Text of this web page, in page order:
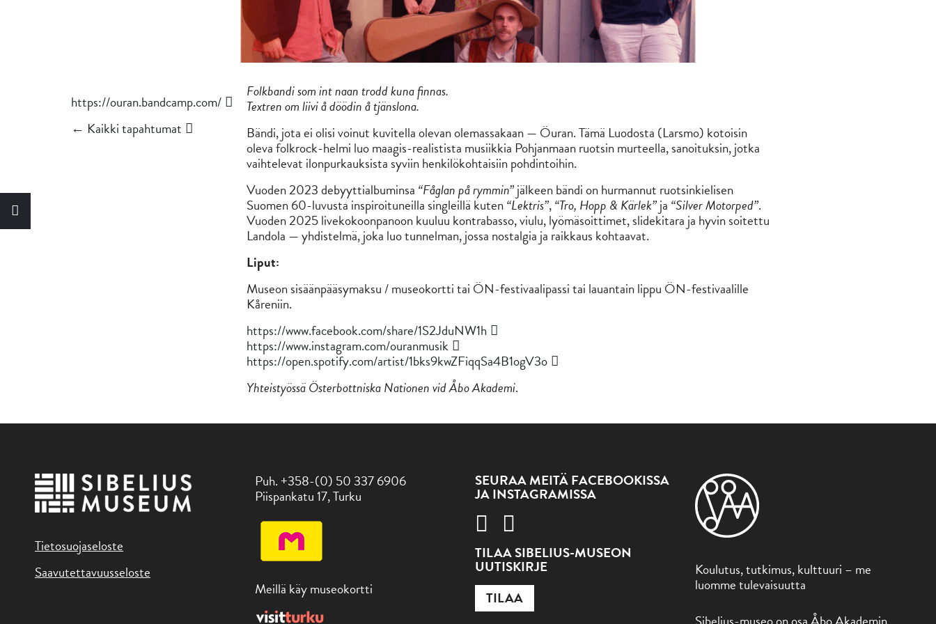
https://ouran.bandcamp.com/
← Kaikki tapahtumat
Folkbandi som int naan trodd kuna finnas.
Textren om liivi å döödin å tjänslona.
Bändi, jota ei olisi voinut kuvitella olevan olemassakaan — Öuran. Tämä Luodosta (Larsmo) kotoisin
oleva folkrock-helmi luo maagis-realistista musiikkia Pohjanmaan ruotsin murteella, sanoituksin, jotka
vaihtelevat ilonpurkauksista syviin henkilökohtaisiin pohdintoihin.
Vuoden 2023 debyyttialbuminsa “Fåglan på rymmin”jälkeen bändi on hurmannut ruotsinkielisen
Suomen 60-luvusta inspiroituneilla singleillä kuten“Lektris”,“Tro, Hopp & Kärlek”ja “Silver Motorped”.
Vuoden 2025 livekokoonpanoon kuuluu kontrabasso, viulu, lyömäsoittimet, slidekitara ja hyvin soitettu
Landola — yhdistelmä, joka luo tunnelman, jossa nostalgia ja raikkaus kohtaavat.
Liput:
Museon sisäänpääsymaksu / museokortti tai ÖN-festivaalipassi tai lauantain lippu ÖN-festivaalille
Kåreniin.
https://www.facebook.com/share/1S2JduNW1h
https://www.instagram.com/ouranmusik
https://open.spotify.com/artist/1bks9kwZFiqqSa4B1ogV3o
Yhteistyössä Österbottniska Nationen vid Åbo Akademi.
Tietosuojaseloste
Saavutettavuusseloste
Puh. +358-(0) 50 337 6906
Piispankatu 17, Turku
Meillä käy museokortti
SEURAA MEITÄ FACEBOOKISSA
JA INSTAGRAMISSA
TILAA SIBELIUS-MUSEON
UUTISKIRJE
TILAA
Koulutus, tutkimus, kulttuuri – me
luomme tulevaisuutta